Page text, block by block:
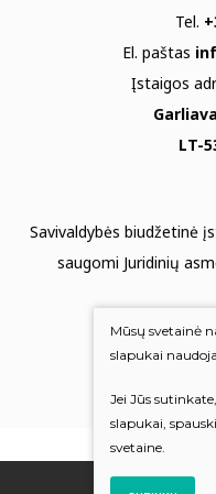
Tel.
El. paštas
Įstaigos
LT-
Savivaldybės biudžetinė
saugomi Juridinių
Mums
© 2022
Mūsų svetainė
slapukai
Jei Jūs
slapukai,
svetaine.